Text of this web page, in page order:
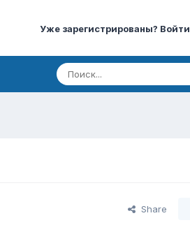
Уже зарегистрированы? Войти
Share